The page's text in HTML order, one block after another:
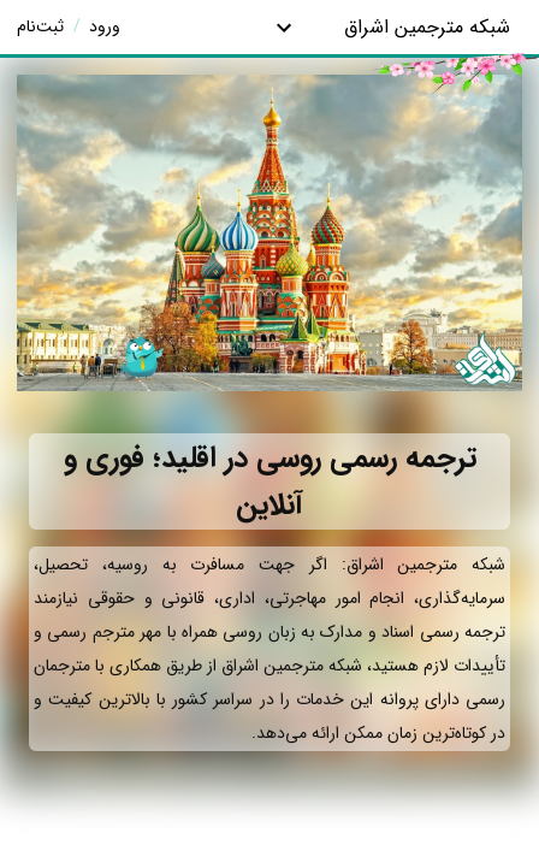
شبکه مترجمین اشراق ورود / ثبت‌نام
ترجمه رسمی روسی در اقلید؛ فوری و
آنلاین
شبکه مترجمین اشراق: اگر جهت مسافرت به روسیه، تحصیل،
سرمایه‌گذاری، انجام امور مهاجرتی، اداری، قانونی و حقوقی نیازمند
ترجمه رسمی اسناد و مدارک به زبان روسی همراه با مهر مترجم رسمی و
تأییدات لازم هستید، شبکه مترجمین اشراق از طریق همکاری با مترجمان
رسمی دارای پروانه این خدمات را در سراسر کشور با بالاترین کیفیت و
در کوتاه‌ترین زمان ممکن ارائه می‌دهد.